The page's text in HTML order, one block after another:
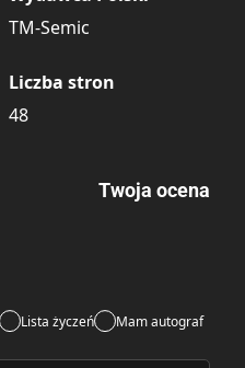
TM-Semic
Liczba stron
48
Twoja ocena
Lista życzeń Mam autograf